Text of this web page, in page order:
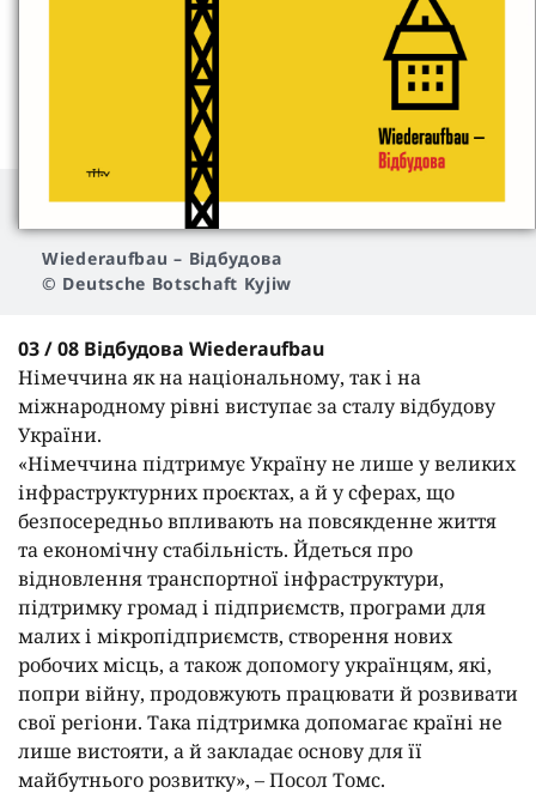
Wiederaufbau– Відбудова
© Deutsche Botschaft Kyjiw
03 / 08 Відбудова Wiederaufbau
Німеччина як на національному, так і на
міжнародному рівні виступає за сталу відбудову
України.
«Німеччина підтримує Україну не лише у великих
інфраструктурних проєктах, а й у сферах, що
безпосередньо впливають на повсякденне життя
та економічну стабільність. Йдеться про
відновлення транспортної інфраструктури,
підтримку громад і підприємств, програми для
малих і мікропідприємств, створення нових
робочих місць, а також допомогу українцям, які,
попри війну, продовжують працювати й розвивати
свої регіони. Така підтримка допомагає країні не
лише вистояти, а й закладає основу для її
майбутнього розвитку», – Посол Томс.